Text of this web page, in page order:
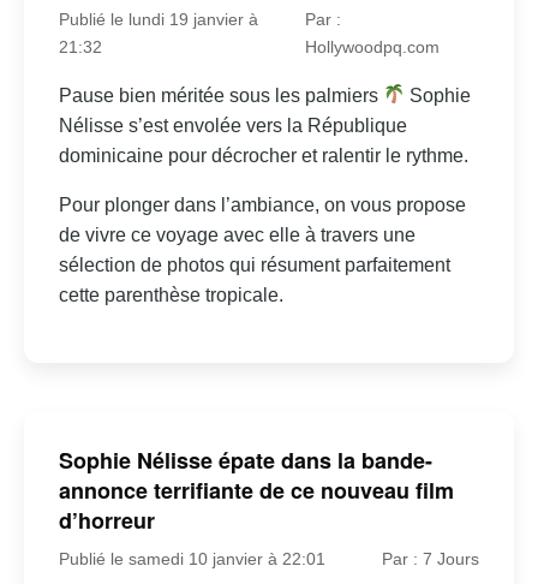
Publié le lundi 19 janvier à
21:32
Par :
Hollywoodpq.com
Pause bien méritée sous les palmiers
Sophie
Nélisse s’est envolée vers la République
dominicaine pour décrocher et ralentir le rythme.
Pour plonger dans l’ambiance, on vous propose
de vivre ce voyage avec elle à travers une
sélection de photos qui résument parfaitement
cette parenthèse tropicale.
Sophie Nélisse épate dans la bande-
annonce terrifiante de ce nouveau film
d’horreur
Publié le samedi 10 janvier à 22:01 Par : 7 Jours